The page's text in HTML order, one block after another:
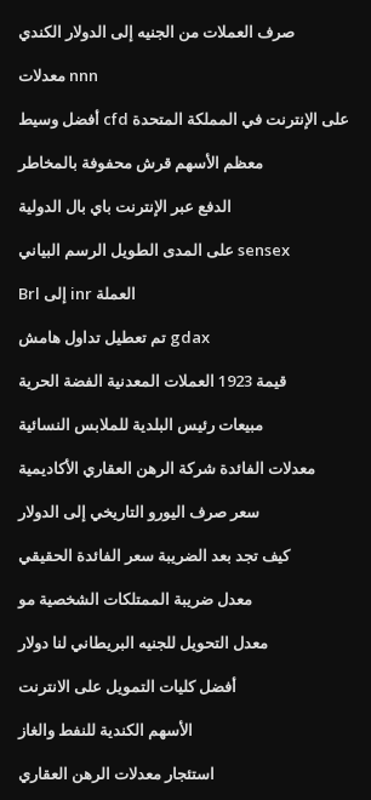
صرف العملات من الجنيه إلى الدولار الكندي
معدلات nnn
أفضل وسيط cfd على الإنترنت في المملكة المتحدة
معظم الأسهم قرش محفوفة بالمخاطر
الدفع عبر الإنترنت باي بال الدولية
على المدى الطويل الرسم البياني sensex
Brl إلى inr العملة
تم تعطيل تداول هامش gdax
قيمة 1923 العملات المعدنية الفضة الحرية
مبيعات رئيس البلدية للملابس النسائية
معدلات الفائدة شركة الرهن العقاري الأكاديمية
سعر صرف اليورو التاريخي إلى الدولار
كيف تجد بعد الضريبة سعر الفائدة الحقيقي
معدل ضريبة الممتلكات الشخصية مو
معدل التحويل للجنيه البريطاني لنا دولار
أفضل كليات التمويل على الانترنت
الأسهم الكندية للنفط والغاز
استئجار معدلات الرهن العقاري